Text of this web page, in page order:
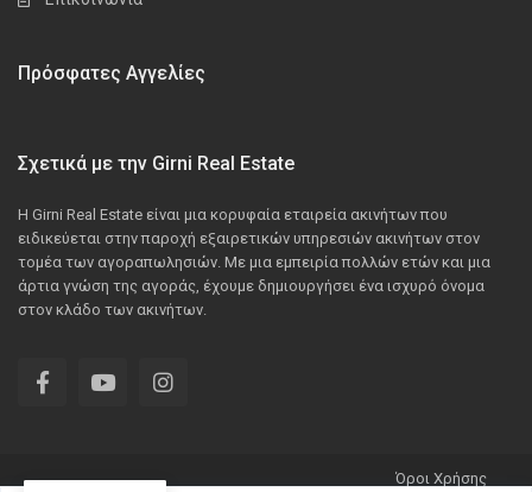
Πρόσφατες Αγγελίες
Σχετικά με την Girni Real Estate
Η Girni Real Estate είναι μια κορυφαία εταιρεία ακινήτων που
ειδικεύεται στην παροχή εξαιρετικών υπηρεσιών ακινήτων στον
τομέα των αγοραπωλησιών. Με μια εμπειρία πολλών ετών και μια
άρτια γνώση της αγοράς, έχουμε δημιουργήσει ένα ισχυρό όνομα
στον κλάδο των ακινήτων.
Όροι Χρήσης